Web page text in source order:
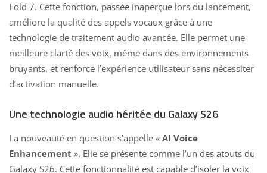
Fold 7. Cette fonction, passée inaperçue lors du lancement,
améliore la qualité des appels vocaux grâce à une
technologie de traitement audio avancée. Elle permet une
meilleure clarté des voix, même dans des environnements
bruyants, et renforce l’expérience utilisateur sans nécessiter
d’activation manuelle.
Une technologie audio héritée du Galaxy S26
La nouveauté en question s’appelle « AI Voice
Enhancement ». Elle se présente comme l’un des atouts du
Galaxy S26. Cette fonctionnalité est capable d’isoler la voix